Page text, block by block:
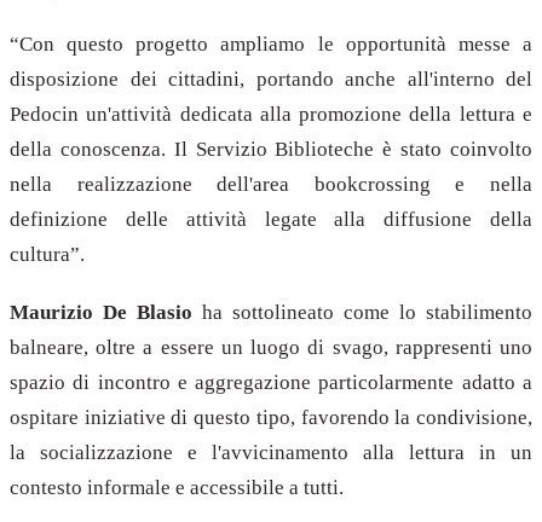
“Con questo progetto ampliamo le opportunità messe a
disposizione dei cittadini, portando anche all'interno del
Pedocin un'attività dedicata alla promozione della lettura e
della conoscenza. Il Servizio Biblioteche è stato coinvolto
nella realizzazione dell'area bookcrossing e nella
definizione delle attività legate alla diffusione della
cultura”.
Maurizio De Blasio ha sottolineato come lo stabilimento
balneare, oltre a essere un luogo di svago, rappresenti uno
spazio di incontro e aggregazione particolarmente adatto a
ospitare iniziative di questo tipo, favorendo la condivisione,
la socializzazione e l'avvicinamento alla lettura in un
contesto informale e accessibile a tutti.